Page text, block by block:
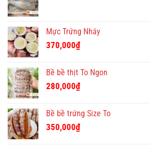
Mực Trứng Nháy
370,000₫
Bề bề thịt To Ngon
280,000₫
Bề bề trứng Size To
350,000₫